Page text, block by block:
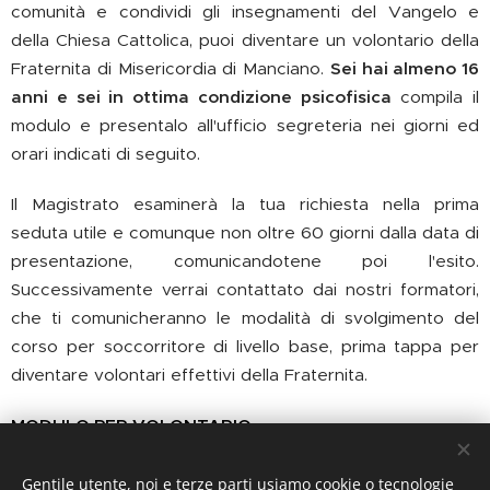
comunità e condividi gli insegnamenti del Vangelo e
della Chiesa Cattolica, puoi diventare un volontario della
Fraternita di Misericordia di Manciano. Sei hai almeno 16
anni e sei in ottima condizione psicofisica compila il
modulo e presentalo all'ufficio segreteria nei giorni ed
orari indicati di seguito.
Il Magistrato esaminerà la tua richiesta nella prima
seduta utile e comunque non oltre 60 giorni dalla data di
presentazione, comunicandotene poi l'esito.
Successivamente verrai contattato dai nostri formatori,
che ti comunicheranno le modalità di svolgimento del
corso per soccorritore di livello base, prima tappa per
diventare volontari effettivi della Fraternita.
MODULO PER VOLONTARIO
(allegare la fotocopia di un
documento di identità in corso di validità)
Gentile utente, noi e terze parti usiamo cookie o tecnologie